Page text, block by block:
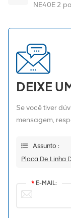
NE40E 2
DEIXE
Se você tiver
mensagem,
Assunto :
* E-MAIL: